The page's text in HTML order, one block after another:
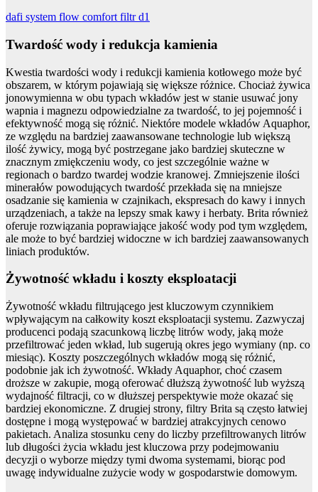
dafi system flow comfort filtr d1
Twardość wody i redukcja kamienia
Kwestia twardości wody i redukcji kamienia kotłowego może być
obszarem, w którym pojawiają się większe różnice. Chociaż żywica
jonowymienna w obu typach wkładów jest w stanie usuwać jony
wapnia i magnezu odpowiedzialne za twardość, to jej pojemność i
efektywność mogą się różnić. Niektóre modele wkładów Aquaphor,
ze względu na bardziej zaawansowane technologie lub większą
ilość żywicy, mogą być postrzegane jako bardziej skuteczne w
znacznym zmiękczeniu wody, co jest szczególnie ważne w
regionach o bardzo twardej wodzie kranowej. Zmniejszenie ilości
minerałów powodujących twardość przekłada się na mniejsze
osadzanie się kamienia w czajnikach, ekspresach do kawy i innych
urządzeniach, a także na lepszy smak kawy i herbaty. Brita również
oferuje rozwiązania poprawiające jakość wody pod tym względem,
ale może to być bardziej widoczne w ich bardziej zaawansowanych
liniach produktów.
Żywotność wkładu i koszty eksploatacji
Żywotność wkładu filtrującego jest kluczowym czynnikiem
wpływającym na całkowity koszt eksploatacji systemu. Zazwyczaj
producenci podają szacunkową liczbę litrów wody, jaką może
przefiltrować jeden wkład, lub sugerują okres jego wymiany (np. co
miesiąc). Koszty poszczególnych wkładów mogą się różnić,
podobnie jak ich żywotność. Wkłady Aquaphor, choć czasem
droższe w zakupie, mogą oferować dłuższą żywotność lub wyższą
wydajność filtracji, co w dłuższej perspektywie może okazać się
bardziej ekonomiczne. Z drugiej strony, filtry Brita są często łatwiej
dostępne i mogą występować w bardziej atrakcyjnych cenowo
pakietach. Analiza stosunku ceny do liczby przefiltrowanych litrów
lub długości życia wkładu jest kluczowa przy podejmowaniu
decyzji o wyborze między tymi dwoma systemami, biorąc pod
uwagę indywidualne zużycie wody w gospodarstwie domowym.